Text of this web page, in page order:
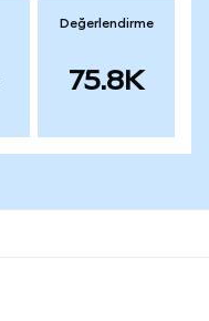
Değerlendirme
75.8K